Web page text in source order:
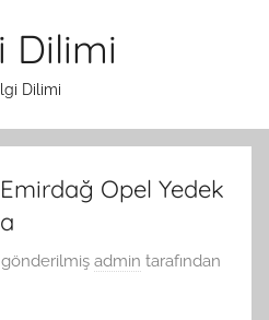
Dilimi
Dilimi
Opel Yedek
admin tarafından